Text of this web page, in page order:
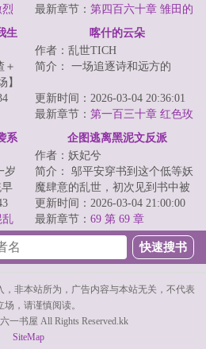
<...
最新章节： 第四百六十章 雏田的
踩背，井野的吻（二合一更）
生
＋
】
喀什的云朵
作者：乱世TICH
简介： 一场追逐诗和远方的
“逃离”，却让陈风邂逅了生命中最
美丽的...
更新时间：2026-03-04 20:36:01
最新章节： 第一百三十章 红色玫
系
岁
乱
企图逃离黑泥文反派
作者：妖妃兮
简介： 邬平安穿书到这个低等妖
魔肆意的乱世，初次见到书中被
誉为黑泥反派的姬玉嵬时，他才
十八，...
更新时间：2026-03-04 21:00:00
最新章节： 69 第 69 章
非本站所为，广告内容与本站无关，不代表
场，请谨慎阅读。
一书屋 All Rights Reserved.kk
SiteMap